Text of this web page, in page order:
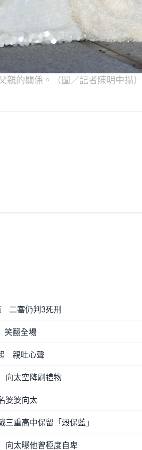
親的關係。（圖／記者陳明中攝）
二審仍判3死刑
笑翻全場
親吐心聲
向太空降刷禮物
婆婆向太
重高中保留「穀保藍」
向太曝他曾極度自卑